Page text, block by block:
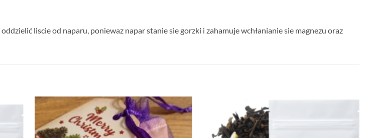
liscie od naparu, poniewaz napar stanie sie gorzki i zahamuje wchłanianie sie magnezu oraz